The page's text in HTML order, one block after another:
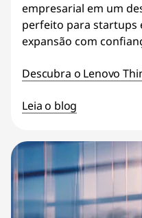
empresarial em um
perfeito para startups
expansão com
Descubra o Lenovo
Leia o blog